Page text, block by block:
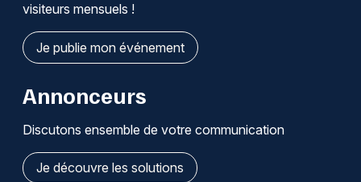
visiteurs mensuels !
Je publie mon événement
Annonceurs
Discutons ensemble de votre communication
Je découvre les solutions